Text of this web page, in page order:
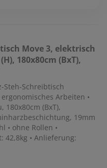
Move 3, elektrisch
180x80cm (BxT),
Steh-Schreibtisch
Arbeiten •
180x80cm (BxT),
19mm
• ohne Rollen •
42,8kg • Anlieferung: